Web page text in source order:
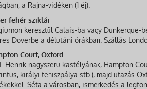
a Rajna-vidéken (1 éj).
fehér sziklái
keresztül Calais-ba vagy Dunkerque-
Doverbe a délutáni órákban. Szállás
Court, Oxford
Henrik nagyszerű kastélyának, Hampton
királyi teniszpálya stb.), majd utazás
Séta a városban, ismerkedés a